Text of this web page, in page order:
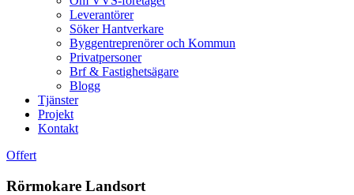
Leverantörer
Söker Hantverkare
Byggentreprenörer och Kommun
Privatpersoner
Brf & Fastighetsägare
Blogg
Tjänster
Projekt
Kontakt
Offert
Rörmokare Landsort